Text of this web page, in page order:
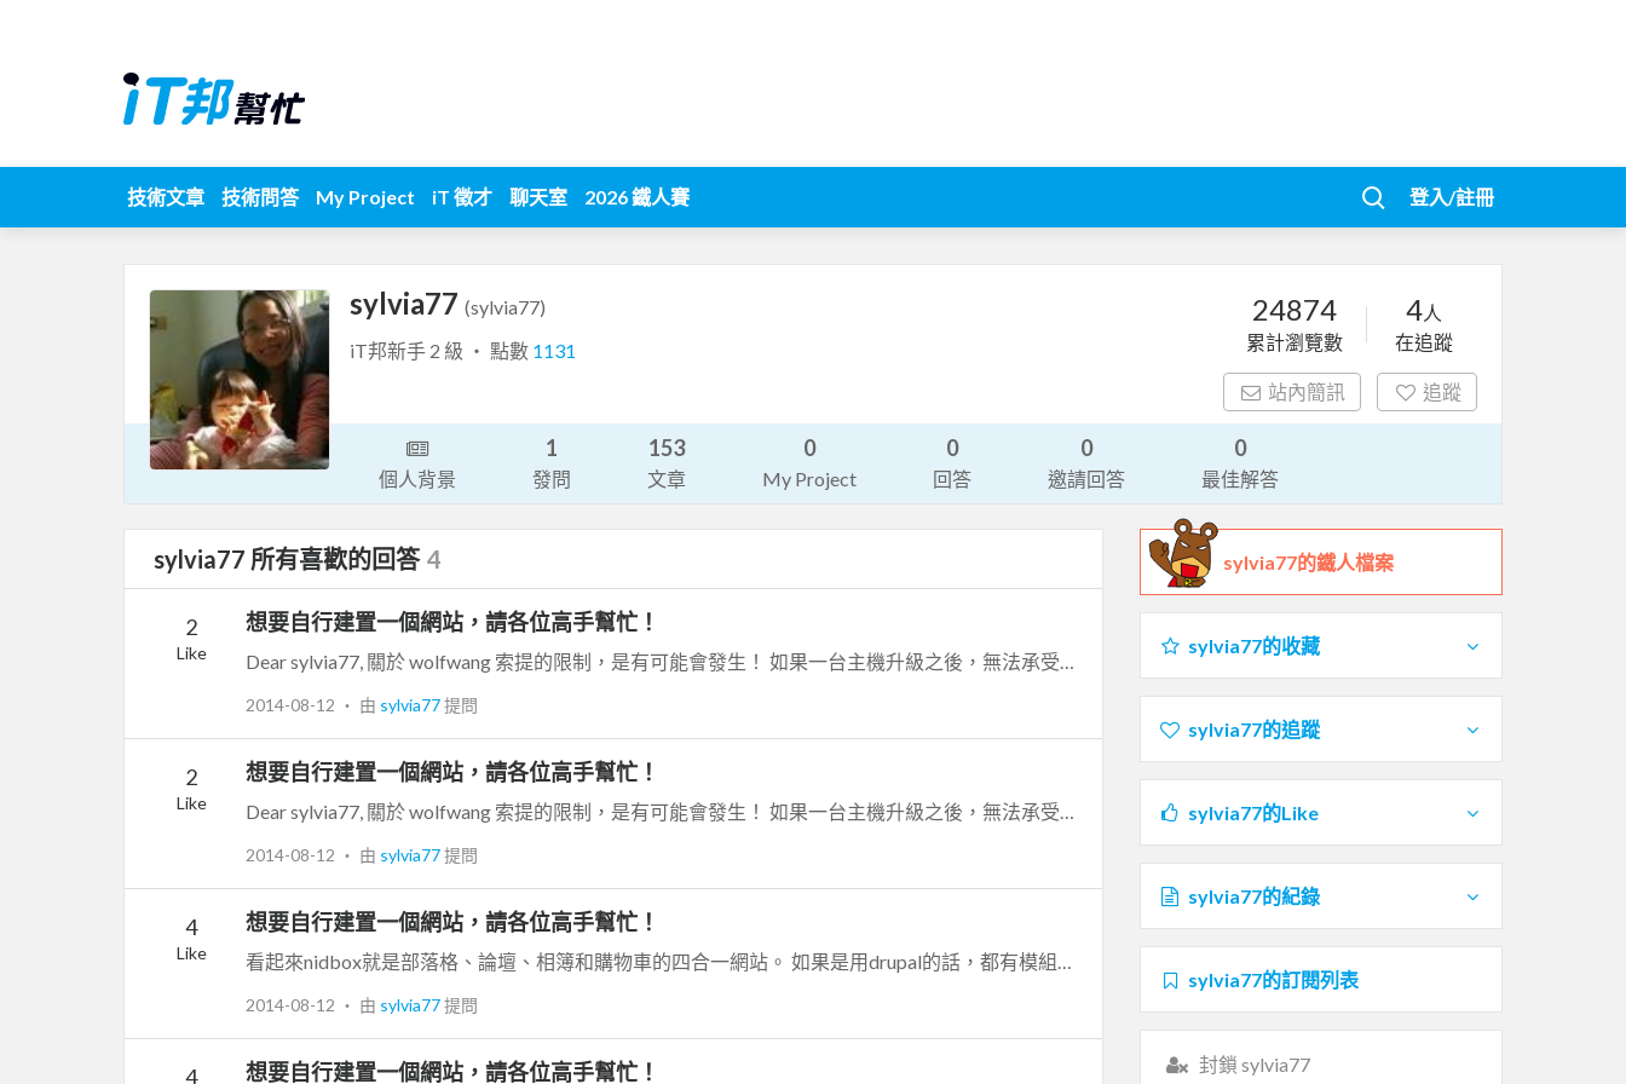
技術文章 技術問答 My Project iT 徵才 聊天室 2026 鐵人賽 登入/註冊
sylvia77 (sylvia77)
iT邦新手 2 級 ‧ 點數 1131
24874
累計瀏覽數
4人
在追蹤
站內簡訊 追蹤
個人背景
1
發問
153
文章
0
My Project
0
回答
0
邀請回答
0
最佳解答
sylvia77 所有喜歡的回答 4
2
Like
想要自行建置一個網站，請各位高手幫忙！
2014-08-12 ‧ 由 sylvia77提問
2
Like
想要自行建置一個網站，請各位高手幫忙！
2014-08-12 ‧ 由 sylvia77提問
4
Like
想要自行建置一個網站，請各位高手幫忙！
2014-08-12 ‧ 由 sylvia77提問
4 想要自行建置一個網站，請各位高手幫忙！
sylvia77的鐵人檔案
sylvia77的收藏
sylvia77的追蹤
sylvia77的Like
sylvia77的紀錄
sylvia77的訂閱列表
封鎖 sylvia77